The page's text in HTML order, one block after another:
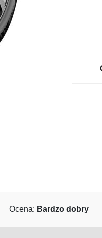
Ocena: Bardzo dobry